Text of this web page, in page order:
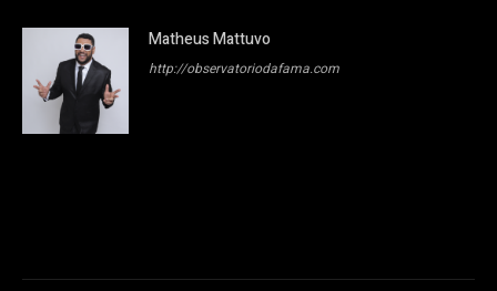
Matheus Mattuvo
http://observatoriodafama.com